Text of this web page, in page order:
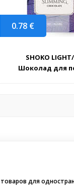
0.78 €
SHOKO
Шоколад для
для